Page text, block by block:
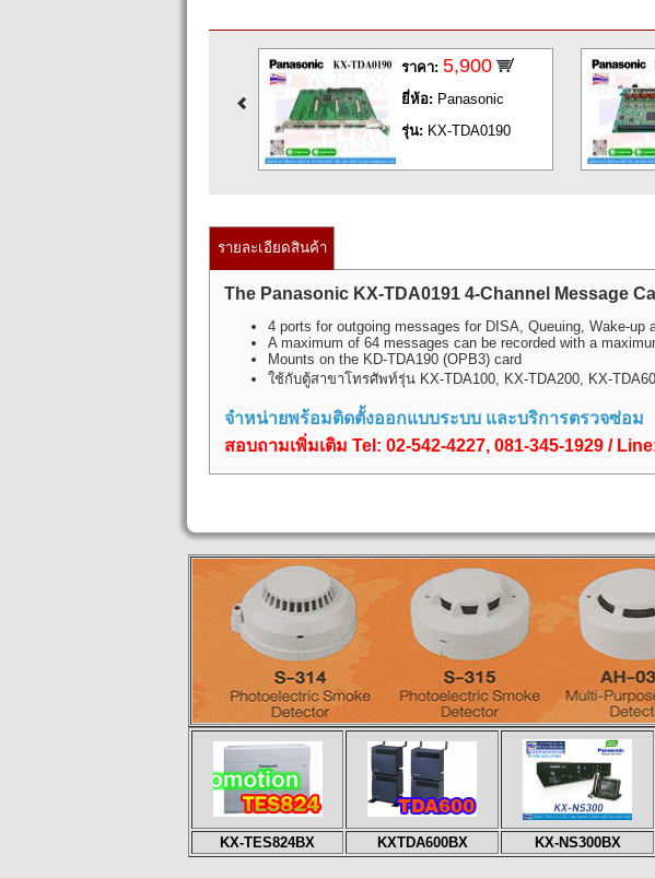
ราคา: 5,900
ยี่ห้อ: Panasonic
รุ่น: KX-TDA0190
รายละเอียดสินค้า
The Panasonic KX-TDA0191 4-Channel Message
4 ports for outgoing messages for DISA, Queuing, Wake-up
A maximum of 64 messages can be recorded with a
Mounts on the KD-TDA190 (OPB3) card
ใช้กับตู้สาขาโทรศัพท์รุ่น KX-TDA100, KX-TDA200, KX-
จำหน่ายพร้อมติดตั้งออกแบบระบบ และบริการตรวจซ่อม
สอบถามเพิ่มเติม Tel: 02-542-4227, 081-345-1929 /
KX-TES824BX KXTDA600BX KX-NS300BX